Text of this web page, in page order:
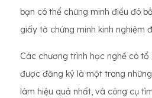
bạn có thể chứng minh điều đó
giấy tờ chứng minh kinh nghiệm
Các chương trình học nghề có
được đăng ký là một trong
làm hiệu quả nhất, và công cụ